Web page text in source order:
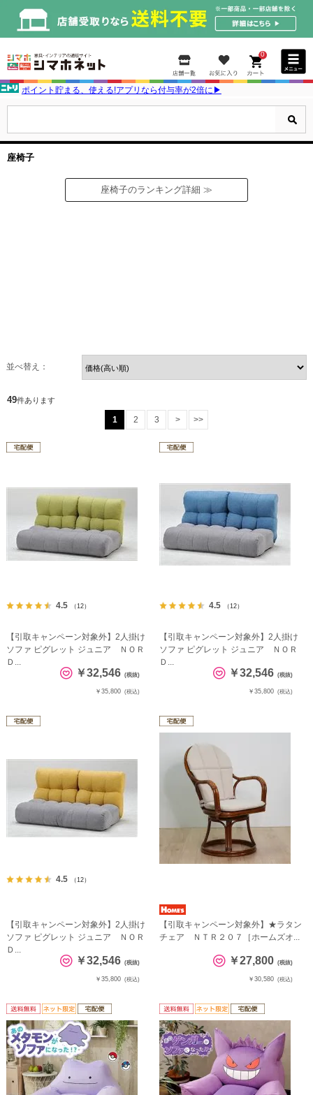
0
ポイント貯まる、使える!アプリなら付与率が2倍に▶
座椅子
座椅子のランキング詳細 ≫
並べ替え：
49件あります
1 2 3 > >>
4.5 （12）
【引取キャンペーン対象外】2人掛け
ソファ ピグレット ジュニア ＮＯＲ
Ｄ...
￥32,546 (税抜)
￥35,800 (税込)
4.5 （12）
【引取キャンペーン対象外】2人掛け
ソファ ピグレット ジュニア ＮＯＲ
Ｄ...
￥32,546 (税抜)
￥35,800 (税込)
4.5 （12）
【引取キャンペーン対象外】2人掛け
ソファ ピグレット ジュニア ＮＯＲ
Ｄ...
￥32,546 (税抜)
￥35,800 (税込)
【引取キャンペーン対象外】★ラタン
チェア ＮＴＲ２０７［ホームズオ...
￥27,800 (税抜)
￥30,580 (税込)